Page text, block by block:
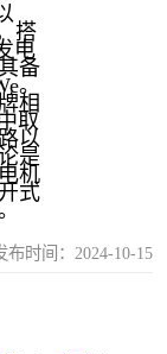
搭
电
备
。
相
取
以
是
机
式
布时间：2024-10-15